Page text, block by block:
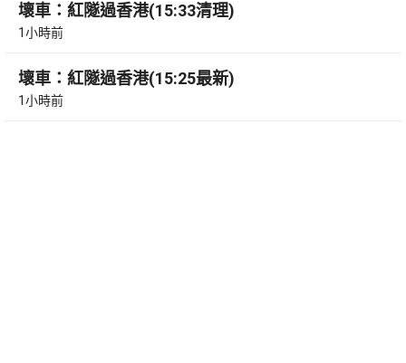
壞車：紅隧過香港(15:33清理)
1小時前
壞車：紅隧過香港(15:25最新)
1小時前